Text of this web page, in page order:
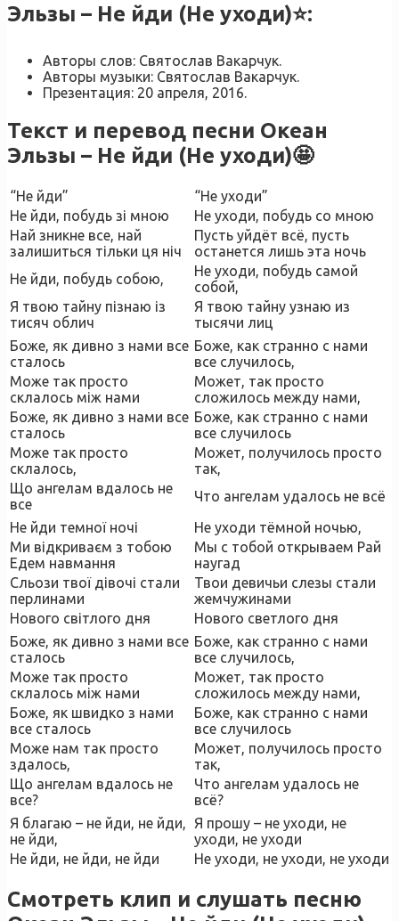
Эльзы – Не йди (Не уходи)⭐:
Авторы слов: Святослав Вакарчук.
Авторы музыки: Святослав Вакарчук.
Презентация: 20 апреля, 2016.
Текст и перевод песни Океан
Эльзы – Не йди (Не уходи)🤩
“Не йди”
“Не уходи”
Не йди, побудь зі мною
Не уходи, побудь со мною
Най зникне все, най
залишиться тільки ця ніч
Пусть уйдёт всё, пусть
останется лишь эта ночь
Не йди, побудь собою,
Не уходи, побудь самой
собой,
Я твою тайну пізнаю із
тисяч облич
Я твою тайну узнаю из
тысячи лиц
Боже, як дивно з нами все
сталось
Боже, как странно с нами
все случилось,
Може так просто
склалось між нами
Может, так просто
сложилось между нами,
Боже, як дивно з нами все
сталось
Боже, как странно с нами
все случилось
Може так просто
склалось,
Может, получилось просто
так,
Що ангелам вдалось не
все
Что ангелам удалось не всё
Не йди темної ночі
Не уходи тёмной ночью,
Ми відкриваєм з тобою
Едем навмання
Мы с тобой открываем Рай
наугад
Сльози твої дівочі стали
перлинами
Твои девичьи слезы стали
жемчужинами
Нового світлого дня
Нового светлого дня
Боже, як дивно з нами все
сталось
Боже, как странно с нами
все случилось,
Може так просто
склалось між нами
Может, так просто
сложилось между нами,
Боже, як швидко з нами
все сталось
Боже, как странно с нами
все случилось
Може нам так просто
здалось,
Может, получилось просто
так,
Що ангелам вдалось не
все?
Что ангелам удалось не
всё?
Я благаю – не йди, не йди,
не йди,
Я прошу – не уходи, не
уходи, не уходи
Не йди, не йди, не йди
Не уходи, не уходи, не уходи
Смотреть клип и слушать песню